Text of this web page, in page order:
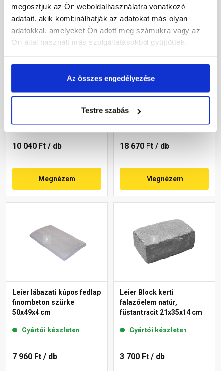
megosztjuk az Ön weboldalhasználatra vonatkozó
adatait, akik kombinálhatják az adatokat más olyan
adatokkal, amelyeket Ön adott meg számukra vagy az
Ön által használt más szolgáltatásokból gyűjtöttek.
Az összes engedélyezése
Testre szabás
Semmelrock Bradstone
Travero kerítéselem
melírozott 20x40x15 cm
10 040 Ft / db
Megnézem
Leier Castrum
Pillérkorona, négy oldalon
falhoz
18 670 Ft / db
Megnézem
Leier lábazati kúpos fedlap
finombeton szürke
50x49x4 cm
Gyártói készleten
7 960 Ft / db
Leier Block kerti
falazóelem natúr,
füstantracit 21x35x14 cm
Gyártói készleten
3 700 Ft / db